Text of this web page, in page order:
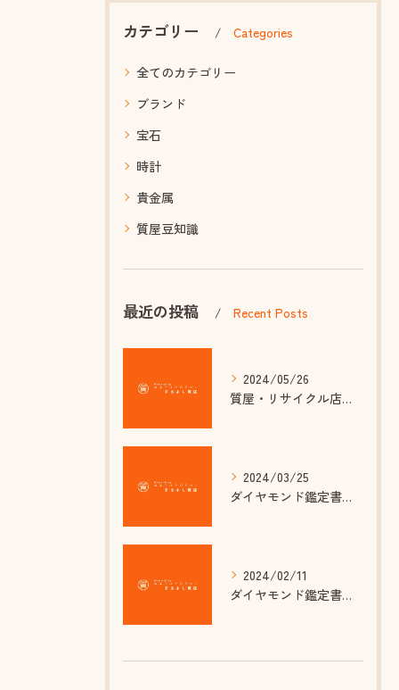
カテゴリー Categories
全てのカテゴリー
ブランド
宝石
時計
貴金属
質屋豆知識
最近の投稿 Recent Posts
2024/05/26
質屋・リサイクル店が注目される理由は金相場高騰？
2024/03/25
ダイヤモンド鑑定書のカラーグレード基準とは？ 質屋で知っておきたい品質の見分け方
2024/02/11
ダイヤモンド鑑定書のカットグレードって何？正しい知識で選ぶ質屋さんのポイント